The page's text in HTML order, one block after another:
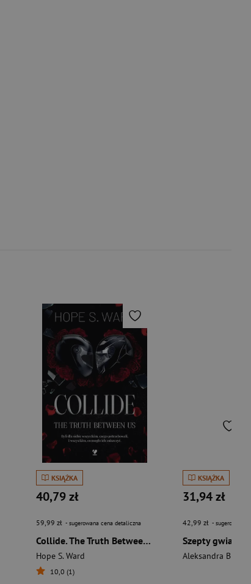
KSIĄŻKA
40,79 zł
59,99 zł - sugerowana cena detaliczna
Collide. The Truth Between Us
Hope S. Ward
10,0 (1)
KSIĄŻKA
31,94 zł
42,99 zł - sugerowana
Szepty gwiazd
Aleksandra Broda